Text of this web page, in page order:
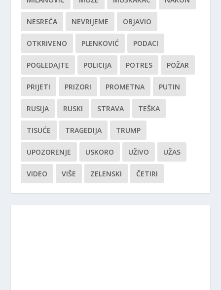
NESREĆA NEVRIJEME OBJAVIO
OTKRIVENO PLENKOVIĆ PODACI
POGLEDAJTE POLICIJA POTRES POŽAR
PRIJETI PRIZORI PROMETNA PUTIN
RUSIJA RUSKI STRAVA TEŠKA
TISUĆE TRAGEDIJA TRUMP
UPOZORENJE USKORO UŽIVO UŽAS
VIDEO VIŠE ZELENSKI ČETIRI